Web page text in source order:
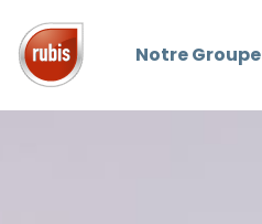
Notre Groupe